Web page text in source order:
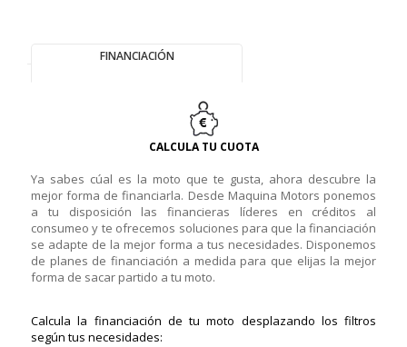
FINANCIACIÓN
CALCULA TU CUOTA
Ya sabes cúal es la moto que te gusta, ahora descubre la
mejor forma de financiarla. Desde Maquina Motors ponemos
a tu disposición las financieras líderes en créditos al
consumeo y te ofrecemos soluciones para que la financiación
se adapte de la mejor forma a tus necesidades. Disponemos
de planes de financiación a medida para que elijas la mejor
forma de sacar partido a tu moto.
Calcula la financiación de tu moto desplazando los filtros
según tus necesidades: